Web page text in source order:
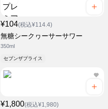
¥104(税込¥114.4)
無糖シークヮーサーサワー
350ml
セブンザプライス
¥1,800(税込¥1,980)